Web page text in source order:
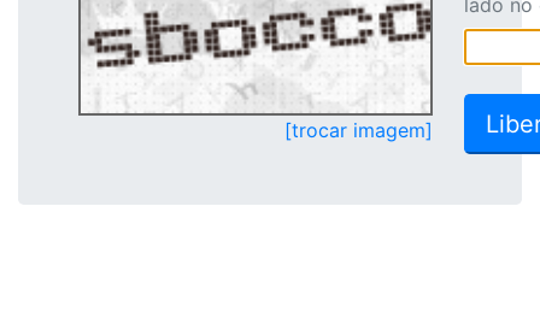
[trocar imagem]
lado no